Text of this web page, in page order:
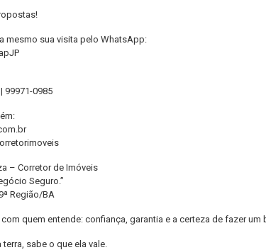
mesmo sua visita pelo WhatsApp:
99971-0985
– Corretor de Imóveis
Seguro.”
Região/BA
quem entende: confiança, garantia e a certeza de fazer um
terra, sabe o que ela vale.